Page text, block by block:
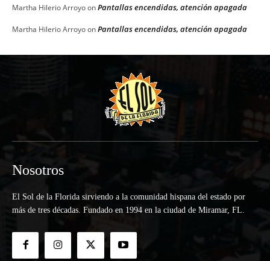
Martha Hilerio ArroyoonPantallas encendidas, atención apagada
Martha Hilerio ArroyoonPantallas encendidas, atención apagada
Nosotros
El Sol de la Florida sirviendo a la comunidad hispana del estado por
más de tres décadas. Fundado en 1994 en la ciudad de Miramar, FL.